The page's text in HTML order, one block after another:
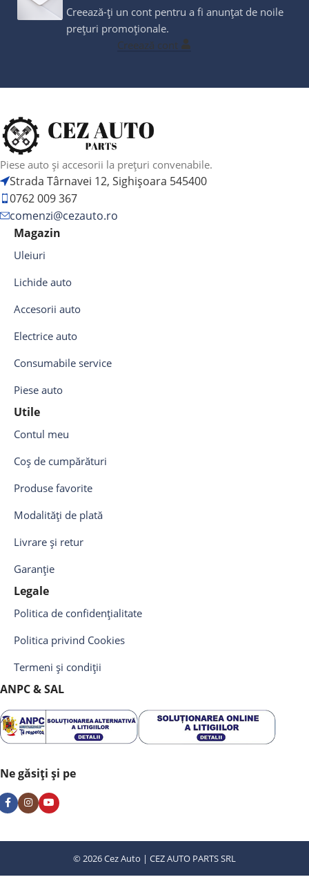
Creează-ți un cont pentru a fi anunțat de noile
prețuri promoționale.
Creează cont
Piese auto și accesorii la prețuri convenabile.
Strada Târnavei 12, Sighișoara 545400
0762 009 367
comenzi@cezauto.ro
Magazin
Uleiuri
Lichide auto
Accesorii auto
Electrice auto
Consumabile service
Piese auto
Utile
Contul meu
Coș de cumpărături
Produse favorite
Modalități de plată
Livrare și retur
Garanție
Legale
Politica de confidențialitate
Politica privind Cookies
Termeni și condiții
ANPC & SAL
Ne găsiți și pe
© 2026 Cez Auto | CEZ AUTO PARTS SRL